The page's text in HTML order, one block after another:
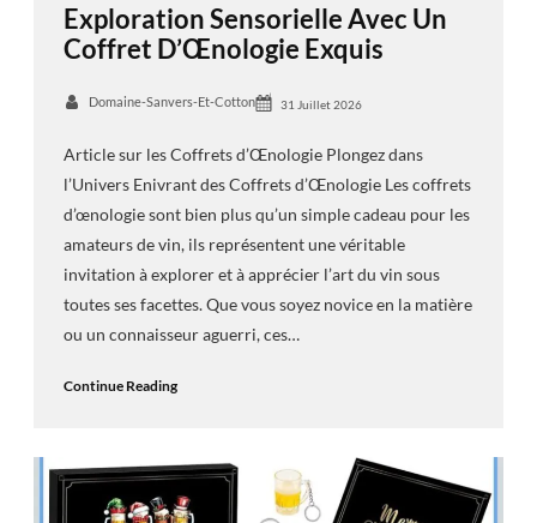
Exploration Sensorielle Avec Un
Coffret D’Œnologie Exquis
Domaine-Sanvers-Et-Cotton 31 Juillet 2026
Article sur les Coffrets d’Œnologie Plongez dans
l’Univers Enivrant des Coffrets d’Œnologie Les coffrets
d’œnologie sont bien plus qu’un simple cadeau pour les
amateurs de vin, ils représentent une véritable
invitation à explorer et à apprécier l’art du vin sous
toutes ses facettes. Que vous soyez novice en la matière
ou un connaisseur aguerri, ces…
Continue Reading